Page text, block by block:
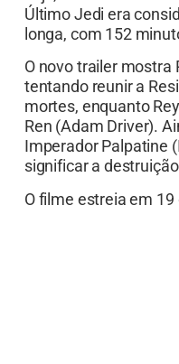
Último Jedi era
longa, com 152
O novo trailer mostra
tentando reunir a
mortes, enquanto
Ren (Adam Driver).
Imperador Palpatine
significar a
O filme estreia em